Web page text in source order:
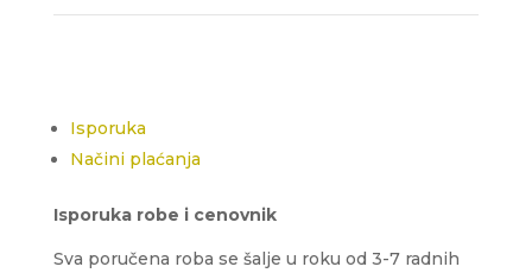
Isporuka
Načini plaćanja
Isporuka robe i cenovnik
Sva poručena roba se šalje u roku od 3-7 radnih